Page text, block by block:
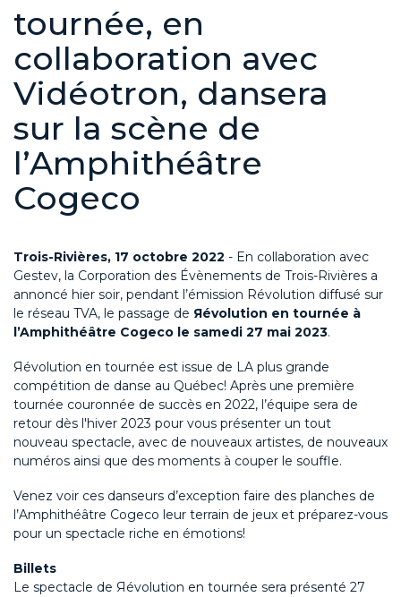
tournée, en
collaboration avec
Vidéotron, dansera
sur la scène de
l’Amphithéâtre
Cogeco
Trois-Rivières, 17 octobre 2022 - En collaboration avec
Gestev, la Corporation des Évènements de Trois-Rivières a
annoncé hier soir, pendant l’émission Révolution diffusé sur
le réseau TVA, le passage de Яévolution en tournée à
l’Amphithéâtre Cogeco le samedi 27 mai 2023.
Яévolution en tournée est issue de LA plus grande
compétition de danse au Québec! Après une première
tournée couronnée de succès en 2022, l’équipe sera de
retour dès l'hiver 2023 pour vous présenter un tout
nouveau spectacle, avec de nouveaux artistes, de nouveaux
numéros ainsi que des moments à couper le souffle.
Venez voir ces danseurs d’exception faire des planches de
l’Amphithéâtre Cogeco leur terrain de jeux et préparez-vous
pour un spectacle riche en émotions!
Billets
Le spectacle de Яévolution en tournée sera présenté 27